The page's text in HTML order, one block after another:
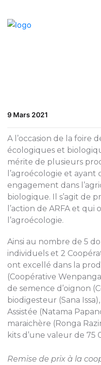
9 Mars 2021
A l’occasion de la foire
écologiques et
mérite de plusieurs
l’agroécologie et
engagement dans
biologique. Il s’agit de
l’action de ARFA et qui
l’agroécologie.
Ainsi au nombre de 5
individuels et 2
ont excellé dans la
(Coopérative
de semence d’oignon
biodigesteur (Sana
Assistée (Natama
maraichère (Ronga
kits d’une valeur de 75
Remise de prix à la